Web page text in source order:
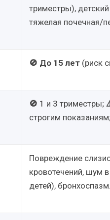
триместры),
тяжелая почечная/
🚫 До 15 лет (риск
🚫 1 и 3 триместры;
строгим
Повреждение
кровотечений, шум
детей),